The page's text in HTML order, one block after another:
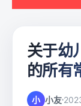
关于幼
的所有
小 小友